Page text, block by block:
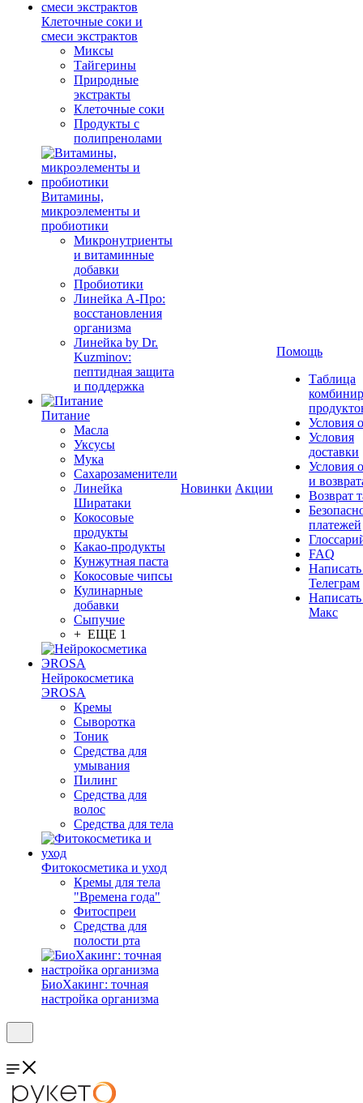
Клеточные соки и
смеси экстрактов
Миксы
Тайгерины
Природные
экстракты
Клеточные соки
Продукты с
полипренолами
Витамины,
микроэлементы и
пробиотики
Микронутриенты
и витаминные
добавки
Пробиотики
Линейка А-Про:
восстановления
организма
Линейка by Dr.
Kuzminov:
пептидная защита
и поддержка
Питание
Масла
Уксусы
Мука
Сахарозаменители
Линейка
Ширатаки
Кокосовые
продукты
Какао-продукты
Кунжутная паста
Кокосовые чипсы
Кулинарные
добавки
Сыпучие
+ ЕЩЕ 1
Нейрокосметика
ЭROSA
Кремы
Сыворотка
Тоник
Средства для
умывания
Пилинг
Средства для
волос
Средства для тела
Фитокосметика и уход
Кремы для тела
"Времена года"
Фитоспреи
Средства для
полости рта
БиоХакинг: точная
настройка организма
Новинки Акции
Помощь
Таблица
Условия
Условия
доставки
Условия
и
Возврат
платежей
FAQ
Телеграм
Макс